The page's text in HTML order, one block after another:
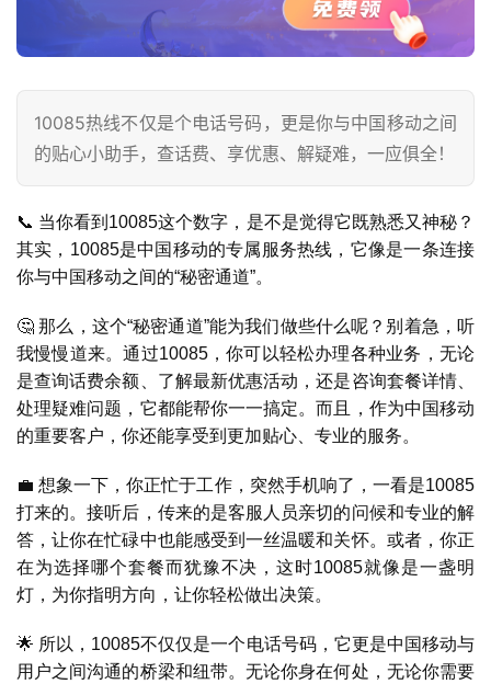
首
页
10085热线不仅是个电话号码，更是你与中国移动之间
的贴心小助手，查话费、享优惠、解疑难，一应俱全！
📞 当你看到10085这个数字，是不是觉得它既熟悉又神秘？
其实，10085是中国移动的专属服务热线，它像是一条连接
你与中国移动之间的“秘密通道”。
🤔 那么，这个“秘密通道”能为我们做些什么呢？别着急，听
我慢慢道来。通过10085，你可以轻松办理各种业务，无论
是查询话费余额、了解最新优惠活动，还是咨询套餐详情、
处理疑难问题，它都能帮你一一搞定。而且，作为中国移动
的重要客户，你还能享受到更加贴心、专业的服务。
💼 想象一下，你正忙于工作，突然手机响了，一看是10085
打来的。接听后，传来的是客服人员亲切的问候和专业的解
答，让你在忙碌中也能感受到一丝温暖和关怀。或者，你正
在为选择哪个套餐而犹豫不决，这时10085就像是一盏明
灯，为你指明方向，让你轻松做出决策。
🌟 所以，10085不仅仅是一个电话号码，它更是中国移动与
用户之间沟通的桥梁和纽带。无论你身在何处，无论你需要